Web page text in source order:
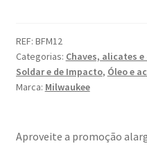
Termos e condições
M12
REF: BFM12
Categorias: Chaves, alicates
Soldar e de Impacto, Óleo e
Marca: Milwaukee
Aproveite a promoção